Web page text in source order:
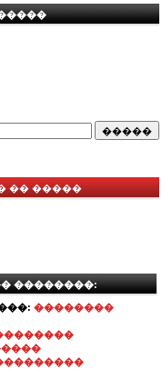
�� �����
��������:
��������